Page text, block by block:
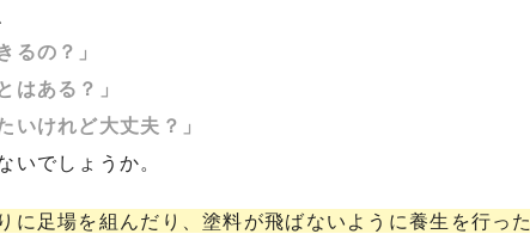
るの？」
はある？」
いけれど大丈夫？」
いでしょうか。
に足場を組んだり、塗料が飛ばないように養生を行った